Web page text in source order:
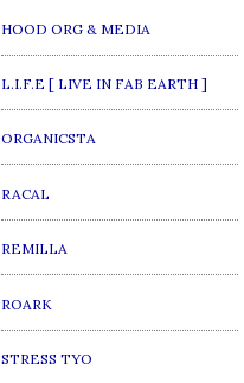
HOOD ORG & MEDIA
L.I.F.E [ LIVE IN FAB EARTH ]
ORGANICSTA
RACAL
REMILLA
ROARK
STRESS TYO